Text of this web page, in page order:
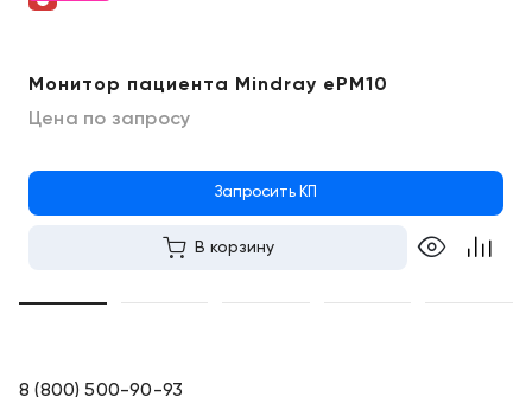
Монитор пациента Mindray ePM10
Цена по запросу
Запросить КП
В корзину
8 (800) 500-90-93